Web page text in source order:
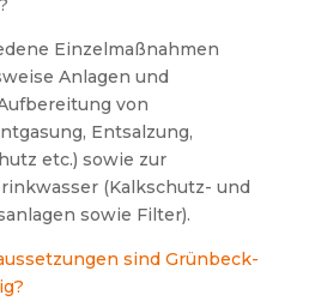
Einzelmaßnahmen
Anlagen und
von
Entsalzung,
etc.) sowie zur
(Kalkschutz- und
sowie Filter).
sind Grünbeck-